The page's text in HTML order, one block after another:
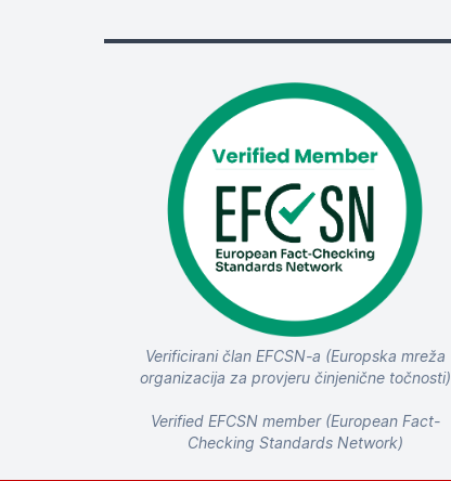
Verificirani član EFCSN-a (Europska mreža
organizacija za provjeru činjenične točnosti)
Verified EFCSN member (European Fact-
Checking Standards Network)